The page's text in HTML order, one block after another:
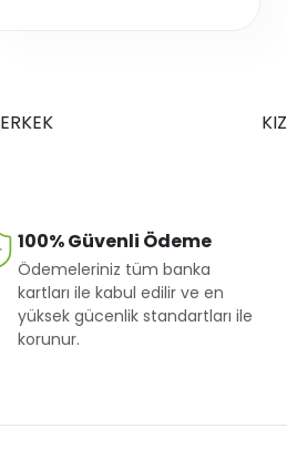
ERKEK KIZ
100% Güvenli Ödeme
Ödemeleriniz tüm banka
kartları ile kabul edilir ve en
yüksek gücenlik standartları ile
korunur.